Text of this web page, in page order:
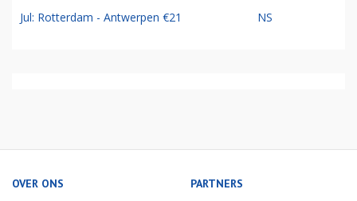
Jul: Rotterdam - Antwerpen €21 NS
OVER ONS PARTNERS